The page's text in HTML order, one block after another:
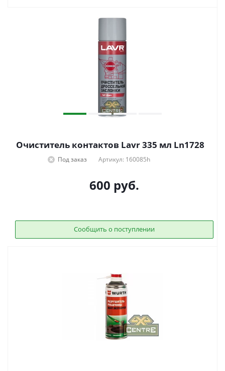
Очиститель контактов Lavr 335 мл Ln1728
Под заказ Артикул: 160085h
600 руб.
Сообщить о поступлении